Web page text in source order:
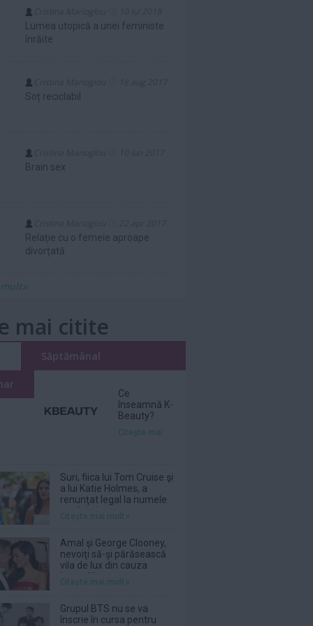
Lumea utopică a unei feministe
înrăite
Soț reciclabil
Brain sex
Relație cu o femeie aproape
divorțată
mai citite
Săptămânal
Ce
înseamnă K-
Beauty?
Citeşte mai
Suri, fiica lui Tom Cruise şi
a lui Katie Holmes, a
renunţat legal la numele
tatălui ei
Citeşte mai mult»
Amal şi George Clooney,
nevoiţi să-şi părăsească
vila de lux din cauza
incendiilor
Citeşte mai mult»
Grupul BTS nu se va
înscrie în cursa pentru